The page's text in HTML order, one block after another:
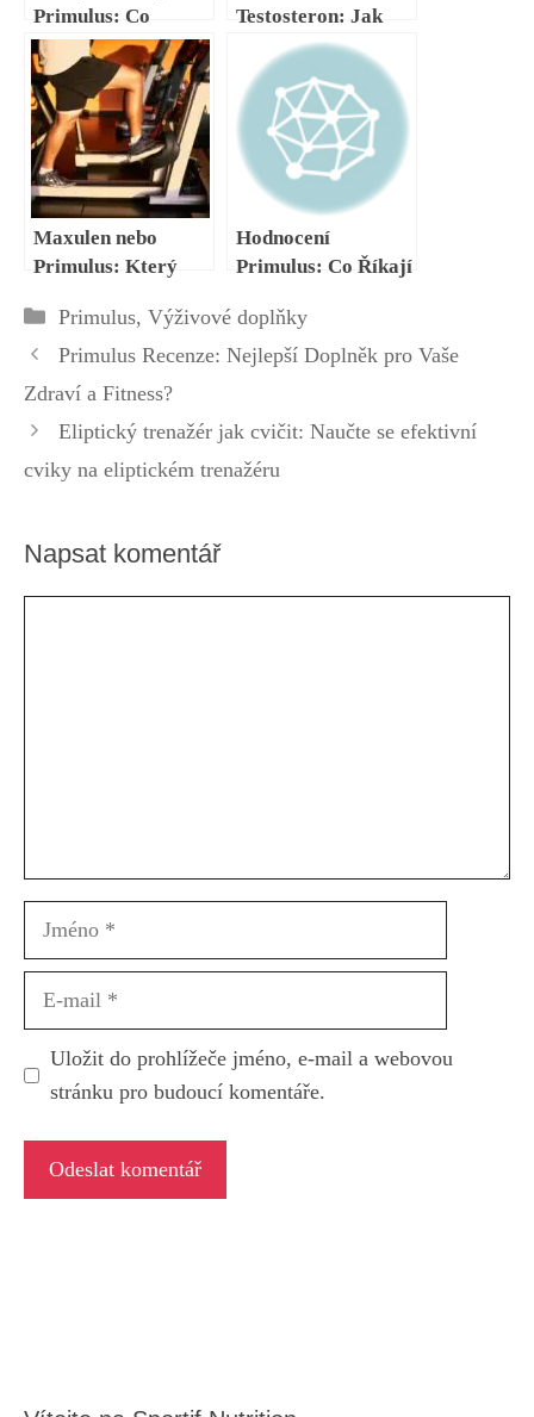
Primulus: Co
Musíte Vědět Před
Užitím
Testosteron: Jak
Zvýšit Hladiny
Přirozeně
Maxulen nebo
Primulus: Který
pro Vaše Cíle?
Hodnocení
Primulus: Co Říkají
Rubriky
Primulus, Výživové doplňky
Primulus Recenze: Nejlepší Doplněk pro Vaše
Zdraví a Fitness?
Eliptický trenažér jak cvičit: Naučte se efektivní
cviky na eliptickém trenažéru
Napsat komentář
Jméno
Uložit do prohlížeče jméno, e-mail a webovou
stránku pro budoucí komentáře.